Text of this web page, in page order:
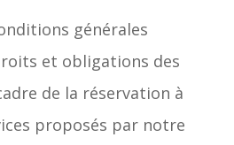
générales
et obligations des
de la réservation à
proposés par notre